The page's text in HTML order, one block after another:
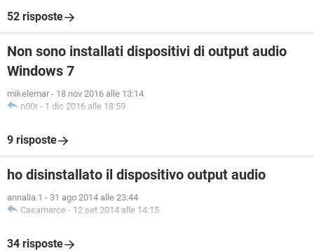
52 risposte
Non sono installati dispositivi di output audio
Windows 7
mikelemar - 18 nov 2016 alle 13:14
n00r - 1 dic 2016 alle 18:59
9 risposte
ho disinstallato il dispositivo output audio
annalia.1 - 31 ago 2014 alle 23:44
Casamarce - 12 set 2014 alle 14:15
34 risposte